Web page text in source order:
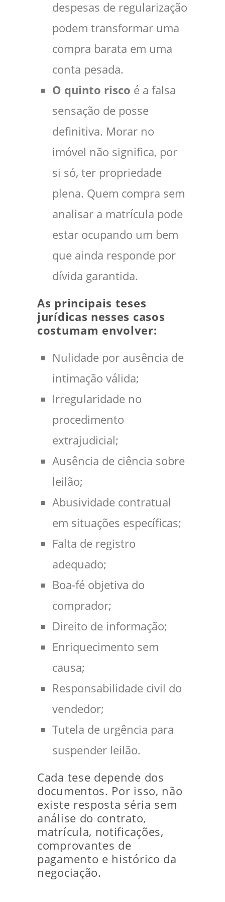
despesas de regularização
podem transformar uma
compra barata em uma
conta pesada.
O quinto risco é a falsa
sensação de posse
definitiva. Morar no
imóvel não significa, por
si só, ter propriedade
plena. Quem compra sem
analisar a matrícula pode
estar ocupando um bem
que ainda responde por
dívida garantida.
As principais teses
jurídicas nesses casos
costumam envolver:
Nulidade por ausência de
intimação válida;
Irregularidade no
procedimento
extrajudicial;
Ausência de ciência sobre
leilão;
Abusividade contratual
em situações específicas;
Falta de registro
adequado;
Boa-fé objetiva do
comprador;
Direito de informação;
Enriquecimento sem
causa;
Responsabilidade civil do
vendedor;
Tutela de urgência para
suspender leilão.
Cada tese depende dos
documentos. Por isso, não
existe resposta séria sem
análise do contrato,
matrícula, notificações,
comprovantes de
pagamento e histórico da
negociação.